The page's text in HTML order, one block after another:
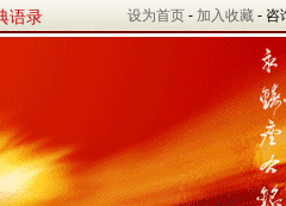
语录 设为首页 - 加入收藏 - 咨